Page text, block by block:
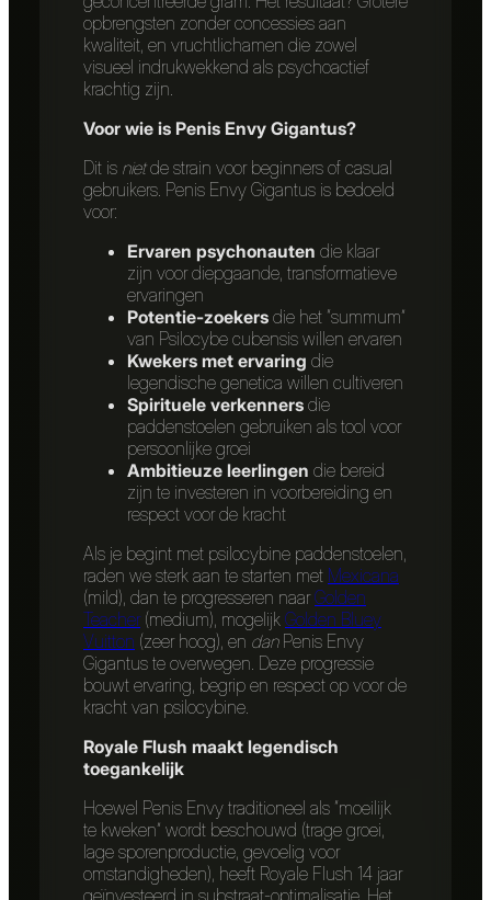
opbrengsten zonder concessies aan
kwaliteit, en vruchtlichamen die zowel
visueel indrukwekkend als psychoactief
krachtig zijn.
Voor wie is Penis Envy Gigantus?
Dit is nietde strain voor beginners of casual
gebruikers. Penis Envy Gigantus is bedoeld
voor:
Ervaren psychonauten die klaar
zijn voor diepgaande, transformatieve
ervaringen
Potentie-zoekers die het “summum”
van Psilocybe cubensis willen ervaren
Kwekers met ervaring die
legendische genetica willen cultiveren
Spirituele verkenners die
paddenstoelen gebruiken als tool voor
persoonlijke groei
Ambitieuze leerlingen die bereid
zijn te investeren in voorbereiding en
respect voor de kracht
Als je begint met psilocybine paddenstoelen,
raden we sterk aan te starten met Mexicana
(mild), dan te progresseren naarGolden
Teacher(medium), mogelijk Golden Bluey
Vuitton (zeer hoog), en danPenis Envy
Gigantus te overwegen. Deze progressie
bouwt ervaring, begrip en respect op voor de
kracht van psilocybine.
Royale Flush maakt legendisch
toegankelijk
Hoewel Penis Envy traditioneel als “moeilijk
te kweken” wordt beschouwd (trage groei,
lage sporenproductie, gevoelig voor
omstandigheden), heeft Royale Flush 14 jaar